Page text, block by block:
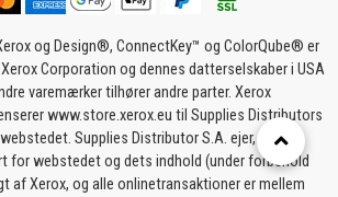
og Design®, ConnectKey™ og ColorQube® er
Corporation og dennes datterselskaber i USA
varemærker tilhører andre parter. Xerox
www.store.xerox.eu til Supplies Distributors
Supplies Distributor S.A. ejer,
for webstedet og dets indhold (under forbehold
af Xerox, og alle onlinetransaktioner er mellem